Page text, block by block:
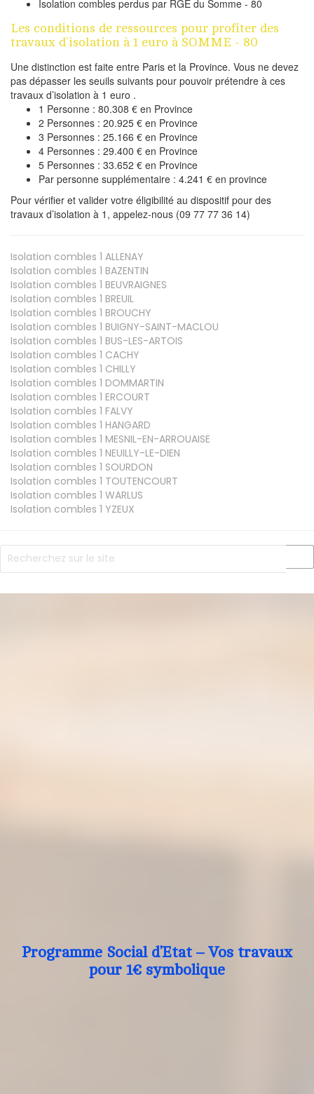
Isolation combles perdus par RGE du Somme - 80
Les conditions de ressources pour profiter des
travaux d’isolation à 1 euro à SOMME - 80
Une distinction est faite entre Paris et la Province. Vous ne devez
pas dépasser les seuils suivants pour pouvoir prétendre à ces
travaux d’isolation à 1 euro .
1 Personne : 80.308 € en Province
2 Personnes : 20.925 € en Province
3 Personnes : 25.166 € en Province
4 Personnes : 29.400 € en Province
5 Personnes : 33.652 € en Province
Par personne supplémentaire : 4.241 € en province
Pour vérifier et valider votre éligibilité au dispositif pour des
travaux d’isolation à 1, appelez-nous (09 77 77 36 14)
Isolation combles 1 ALLENAY
Isolation combles 1 BAZENTIN
Isolation combles 1 BEUVRAIGNES
Isolation combles 1 BREUIL
Isolation combles 1 BROUCHY
Isolation combles 1 BUIGNY-SAINT-MACLOU
Isolation combles 1 BUS-LES-ARTOIS
Isolation combles 1 CACHY
Isolation combles 1 CHILLY
Isolation combles 1 DOMMARTIN
Isolation combles 1 ERCOURT
Isolation combles 1 FALVY
Isolation combles 1 HANGARD
Isolation combles 1 MESNIL-EN-ARROUAISE
Isolation combles 1 NEUILLY-LE-DIEN
Isolation combles 1 SOURDON
Isolation combles 1 TOUTENCOURT
Isolation combles 1 WARLUS
Isolation combles 1 YZEUX
Programme Social d’Etat – Vos travaux
pour 1€ symbolique